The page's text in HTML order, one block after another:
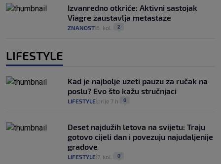
Izvanredno otkriće: Aktivni sastojak
Viagre zaustavlja metastaze
ZNANOST 6. kol. 2
LIFESTYLE
Kad je najbolje uzeti pauzu za ručak na
poslu? Evo što kažu stručnjaci
LIFESTYLE prije 7 h 0
Deset najdužih letova na svijetu: Traju
gotovo cijeli dan i povezuju najudaljenije
gradove
LIFESTYLE 7. kol. 0